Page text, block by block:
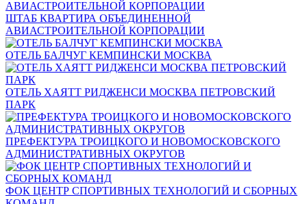
ШТАБ КВАРТИРА ОБЪЕДИНЕННОЙ
АВИАСТРОИТЕЛЬНОЙ КОРПОРАЦИИ
ОТЕЛЬ БАЛЧУГ КЕМПИНСКИ МОСКВА
ОТЕЛЬ ХАЯТТ РИДЖЕНСИ МОСКВА ПЕТРОВСКИЙ
ПАРК
ПРЕФЕКТУРА ТРОИЦКОГО И НОВОМОСКОВСКОГО
АДМИНИСТРАТИВНЫХ ОКРУГОВ
ФОК ЦЕНТР СПОРТИВНЫХ ТЕХНОЛОГИЙ И СБОРНЫХ